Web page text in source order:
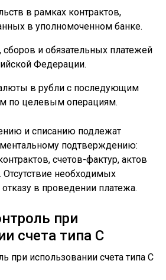
в рамках контрактов,
в уполномоченном банке.
сборов и обязательных платежей
Федерации.
в рубли с последующим
по целевым операциям.
и списанию подлежат
подтверждению:
счетов-фактур, актов
необходимых
в проведении платежа.
при
счета типа С